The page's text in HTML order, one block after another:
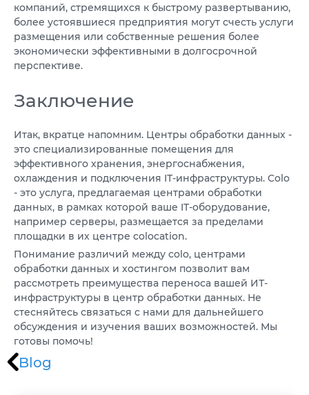
компаний, стремящихся к быстрому развертыванию,
более устоявшиеся предприятия могут счесть услуги
размещения или собственные решения более
экономически эффективными в долгосрочной
перспективе.
Заключение
Итак, вкратце напомним. Центры обработки данных -
это специализированные помещения для
эффективного хранения, энергоснабжения,
охлаждения и подключения IТ-инфраструктуры. Colo
- это услуга, предлагаемая центрами обработки
данных, в рамках которой ваше IT-оборудование,
например серверы, размещается за пределами
площадки в их центре colocation.
Понимание различий между colo, центрами
обработки данных и хостингом позволит вам
рассмотреть преимущества переноса вашей ИТ-
инфраструктуры в центр обработки данных. Не
стесняйтесь связаться с нами для дальнейшего
обсуждения и изучения ваших возможностей. Мы
готовы помочь!
Blog